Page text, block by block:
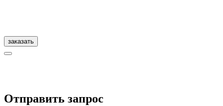
заказать
Отправить запрос